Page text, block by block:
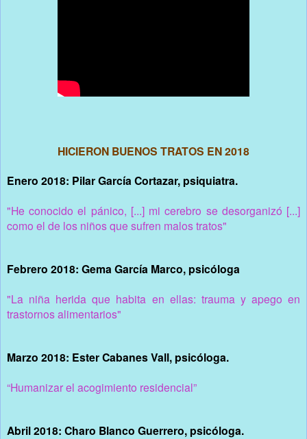
HICIERON BUENOS TRATOS EN 2018
Enero 2018: Pilar García Cortazar, psiquiatra.
"He conocido el pánico, [...] mi cerebro se desorganizó [...]
como el de los niños que sufren malos tratos"
Febrero 2018: Gema García Marco, psicóloga
"La niña herida que habita en ellas: trauma y apego en
trastornos alimentarios"
Marzo 2018: Ester Cabanes Vall, psicóloga.
“Humanizar el acogimiento residencial”
Abril 2018: Charo Blanco Guerrero, psicóloga.